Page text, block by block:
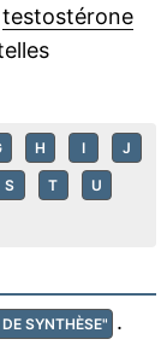
testostérone
H I J
S T U
SYNTHÈSE" .